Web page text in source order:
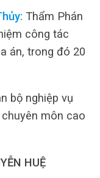
Thẩm Phán
công tác
án, trong đó 20
bộ nghiệp vụ
môn cao
HUỆ